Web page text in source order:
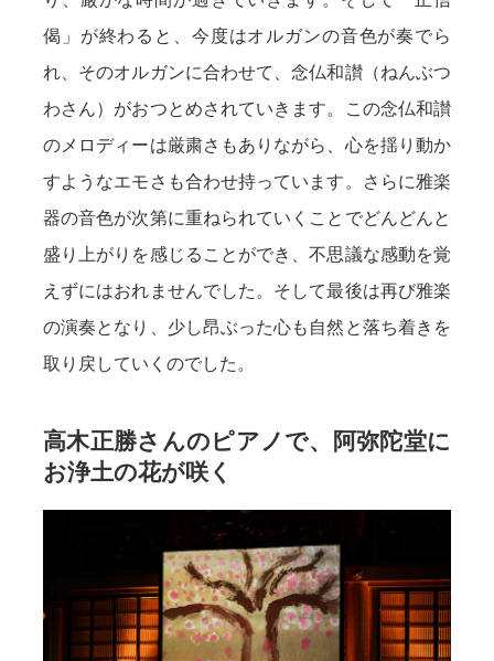
偈」が終わると、今度はオルガンの音色が奏でら
れ、そのオルガンに合わせて、念仏和讃（ねんぶつ
わさん）がおつとめされていきます。この念仏和讃
のメロディーは厳粛さもありながら、心を揺り動か
すようなエモさも合わせ持っています。さらに雅楽
器の音色が次第に重ねられていくことでどんどんと
盛り上がりを感じることができ、不思議な感動を覚
えずにはおれませんでした。そして最後は再び雅楽
の演奏となり、少し昂ぶった心も自然と落ち着きを
取り戻していくのでした。
高木正勝さんのピアノで、阿弥陀堂に
お浄土の花が咲く